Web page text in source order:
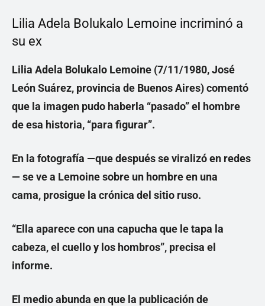
Lilia Adela Bolukalo Lemoine incriminó a
su ex
Lilia Adela Bolukalo Lemoine (7/11/1980, José
León Suárez, provincia de Buenos Aires) comentó
que la imagen pudo haberla “pasado”el hombre
de esa historia, “para figurar”.
En la fotografía —que después se viralizó en redes
— se ve a Lemoine sobre un hombre en una
cama, prosigue la crónica del sitio ruso.
“Ella aparece con una capucha que le tapa la
cabeza, el cuello y los hombros”, precisa el
informe.
El medio abunda en que la publicación de